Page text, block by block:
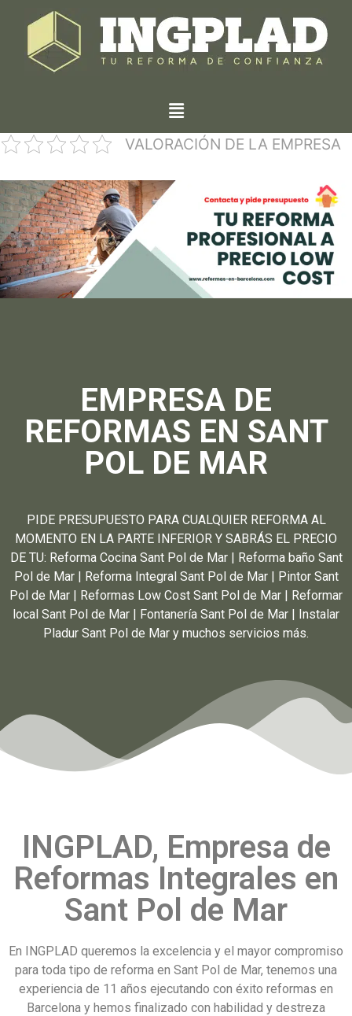
VALORACIÓN DE LA EMPRESA
EMPRESA DE
REFORMAS EN SANT
POL DE MAR
PIDE PRESUPUESTO PARA CUALQUIER REFORMA AL
MOMENTO EN LA PARTE INFERIOR Y SABRÁS EL PRECIO
DE TU: Reforma Cocina Sant Pol de Mar | Reforma baño Sant
Pol de Mar | Reforma Integral Sant Pol de Mar | Pintor Sant
Pol de Mar | Reformas Low Cost Sant Pol de Mar | Reformar
local Sant Pol de Mar | Fontanería Sant Pol de Mar | Instalar
Pladur Sant Pol de Mar y muchos servicios más.
INGPLAD, Empresa de
Reformas Integrales en
Sant Pol de Mar
En INGPLAD queremos la excelencia y el mayor compromiso
para toda tipo de reforma en Sant Pol de Mar, tenemos una
experiencia de 11 años ejecutando con éxito reformas en
Barcelona y hemos finalizado con habilidad y destreza